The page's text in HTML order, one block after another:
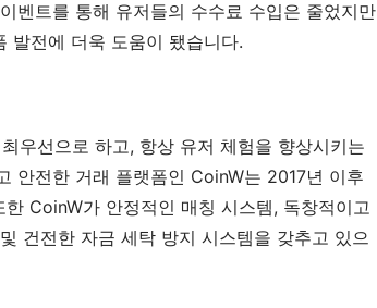
벤트를 통해 유저들의 수수료 수입은 줄었지만
발전에 더욱 도움이 됐습니다.
우선으로 하고, 항상 유저 체험을 향상시키는
안전한 거래 플랫폼인 CoinW는 2017년 이후
CoinW가 안정적인 매칭 시스템, 독창적이고
건전한 자금 세탁 방지 시스템을 갖추고 있으